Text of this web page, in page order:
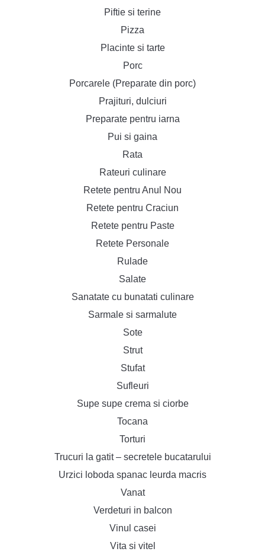
Piftie si terine
Pizza
Placinte si tarte
Porc
Porcarele (Preparate din porc)
Prajituri, dulciuri
Preparate pentru iarna
Pui si gaina
Rata
Rateuri culinare
Retete pentru Anul Nou
Retete pentru Craciun
Retete pentru Paste
Retete Personale
Rulade
Salate
Sanatate cu bunatati culinare
Sarmale si sarmalute
Sote
Strut
Stufat
Sufleuri
Supe supe crema si ciorbe
Tocana
Torturi
Trucuri la gatit – secretele bucatarului
Urzici loboda spanac leurda macris
Vanat
Verdeturi in balcon
Vinul casei
Vita si vitel